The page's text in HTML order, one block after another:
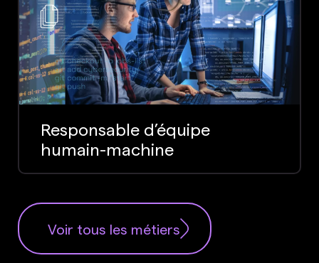
Responsable d’équipe
humain-machine
Voir tous les métiers